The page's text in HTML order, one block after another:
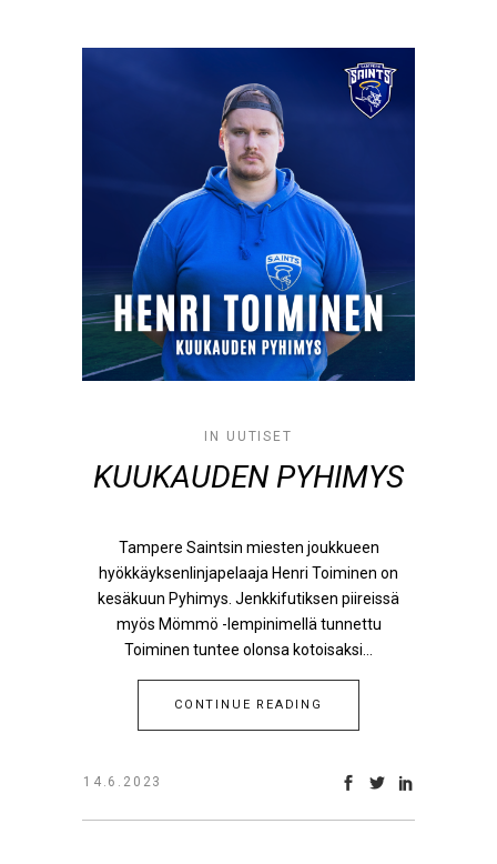
IN UUTISET
KUUKAUDEN PYHIMYS
Tampere Saintsin miesten joukkueen
hyökkäyksenlinjapelaaja Henri Toiminen on
kesäkuun Pyhimys. Jenkkifutiksen piireissä
myös Mömmö -lempinimellä tunnettu
Toiminen tuntee olonsa kotoisaksi...
CONTINUE READING
14.6.2023